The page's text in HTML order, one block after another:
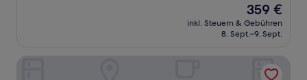
Der
Preis
beträgt
359 €
inkl. Steuern & Gebühren
8. Sept.–9. Sept.